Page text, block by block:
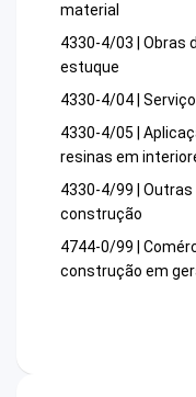
material
4330-4/03 | Obras
estuque
4330-4/04 |
4330-4/05 |
resinas em
4330-4/99 |
construção
4744-0/99 |
construção em